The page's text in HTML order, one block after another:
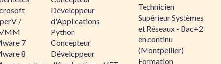
/
7
8
Développeur
d'Applications
Python
Concepteur
Développeur
Technicien
Supérieur Systèmes
et Réseaux - Bac+2
en continu
(Montpellier)
Formation